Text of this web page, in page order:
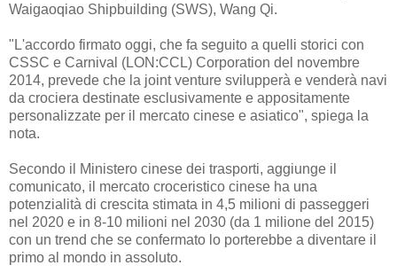
Waigaoqiao Shipbuilding (SWS), Wang Qi.
"L'accordo firmato oggi, che fa seguito a quelli storici con
CSSC e Carnival (LON:CCL) Corporation del novembre
2014, prevede che la joint venture svilupperà e venderà navi
da crociera destinate esclusivamente e appositamente
personalizzate per il mercato cinese e asiatico", spiega la
nota.
Secondo il Ministero cinese dei trasporti, aggiunge il
comunicato, il mercato croceristico cinese ha una
potenzialità di crescita stimata in 4,5 milioni di passeggeri
nel 2020 e in 8-10 milioni nel 2030 (da 1 milione del 2015)
con un trend che se confermato lo porterebbe a diventare il
primo al mondo in assoluto.